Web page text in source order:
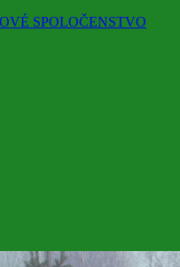
SPOLOČENSTVO